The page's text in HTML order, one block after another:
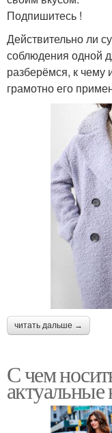
Подпишитесь !
Действительно ли
соблюдения одной
разберёмся, к чему
грамотно его
читать дальше →
С чем
актуальные